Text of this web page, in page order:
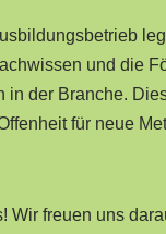
und die
in der Branche.
für neue
Wir freuen uns